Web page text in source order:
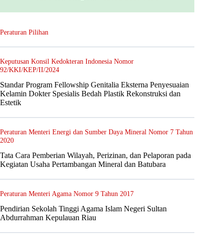
Peraturan Pilihan
Keputusan Konsil Kedokteran Indonesia Nomor
92/KKI/KEP/II/2024
Standar Program Fellowship Genitalia Eksterna Penyesuaian
Kelamin Dokter Spesialis Bedah Plastik Rekonstruksi dan
Estetik
Peraturan Menteri Energi dan Sumber Daya Mineral Nomor 7 Tahun
2020
Tata Cara Pemberian Wilayah, Perizinan, dan Pelaporan pada
Kegiatan Usaha Pertambangan Mineral dan Batubara
Peraturan Menteri Agama Nomor 9 Tahun 2017
Pendirian Sekolah Tinggi Agama Islam Negeri Sultan
Abdurrahman Kepulauan Riau